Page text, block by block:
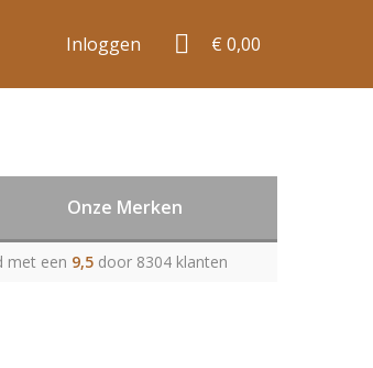
Inloggen € 0,00
Onze Merken
met een 9,5 door 8304 klanten